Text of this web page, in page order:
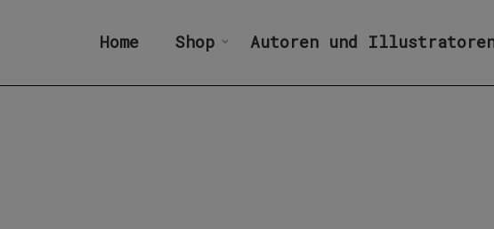
Home Shop Autoren und